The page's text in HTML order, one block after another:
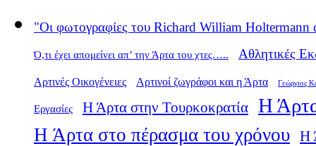
"Οι φωτογραφίες του Richard William Holtermann
Ό,τι έχει απομείνει απ’ την Άρτα του χτες….. Αθλητικές
Αρτινές Οικογένειες Αρτινοί ζωγράφοι και η Άρτα Γεώργιος
Εργασίες Η Άρτα στην Τουρκοκρατία Η
Η Άρτα στο πέρασμα του χρόνου Η